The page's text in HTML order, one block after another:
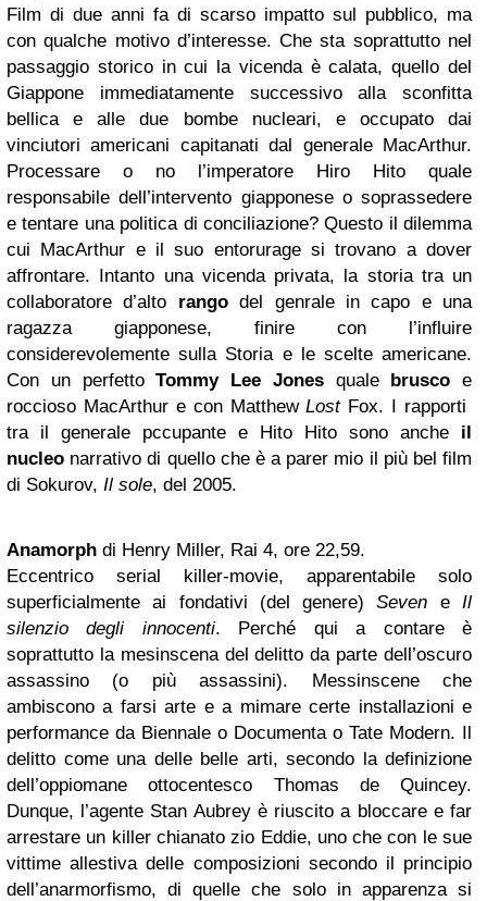
Film di due anni fa di scarso impatto sul pubblico, ma
con qualche motivo d’interesse. Che sta soprattutto nel
passaggio storico in cui la vicenda è calata, quello del
Giappone immediatamente successivo alla sconfitta
bellica e alle due bombe nucleari, e occupato dai
vinciutori americani capitanati dal generale MacArthur.
Processare o no l’imperatore Hiro Hito quale
responsabile dell’intervento giapponese o soprassedere
e tentare una politica di conciliazione? Questo il dilemma
cui MacArthur e il suo entorurage si trovano a dover
affrontare. Intanto una vicenda privata, la storia tra un
collaboratore d’alto rangodel genrale in capo e una
ragazza giapponese, finire con l’influire
considerevolemente sulla Storia e le scelte americane.
Con un perfettoTommy Lee Jonesquale brusco e
roccioso MacArthur e con MatthewLostFox. I rapporti
tra il generale pccupante e Hito Hito sono anche il
nucleo narrativo di quello che è a parer mio il più bel film
di Sokurov, Il sole, del 2005.
Anamorph di Henry Miller, Rai 4, ore 22,59.
Eccentrico serial killer-movie, apparentabile solo
superficialmente ai fondativi (del genere)Seven e Il
silenzio degli innocenti. Perché qui a contare è
soprattutto la mesinscena del delitto da parte dell’oscuro
assassino (o più assassini). Messinscene che
ambiscono a farsi arte e a mimare certe installazioni e
performance da Biennale o Documenta o Tate Modern. Il
delitto come una delle belle arti, secondo la definizione
dell’oppiomane ottocentesco Thomas de Quincey.
Dunque, l’agente Stan Aubrey è riuscito a bloccare e far
arrestare un killer chianato zio Eddie, uno che con le sue
vittime allestiva delle composizioni secondo il principio
dell’anarmorfismo, di quelle che solo in apparenza si